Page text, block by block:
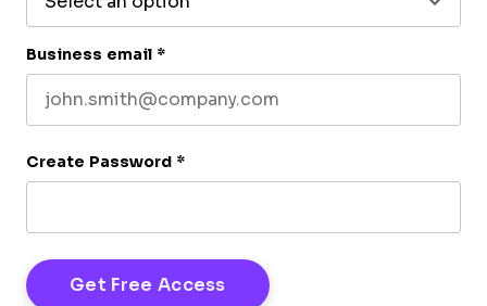
Business email *
Create Password *